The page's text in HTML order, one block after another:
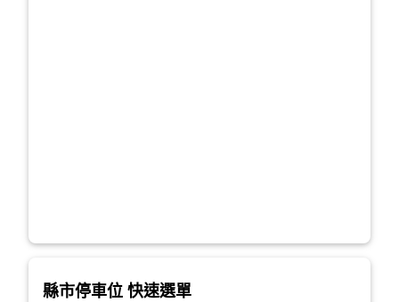
縣市停車位 快速選單